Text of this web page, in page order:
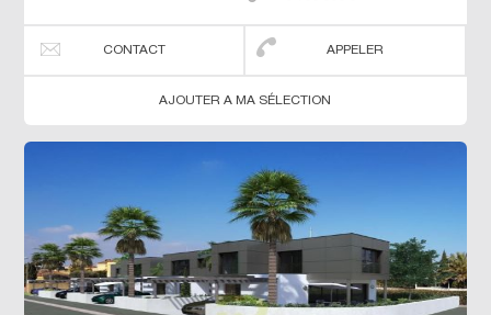
CONTACT APPELER
AJOUTER A MA SÉLECTION